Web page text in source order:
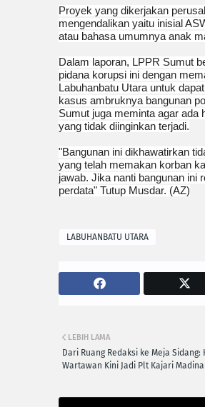
‎Proyek yang dikerjakan
mengendalikan yaitu inisial
atau bahasa umumnya anak
‎Dalam laporan, LPPR Sumut
pidana korupsi ini dengan
Labuhanbatu Utara untuk
kasus ambruknya bangunan
Sumut juga meminta agar ada
yang tidak diinginkan terjadi.
‎"Bangunan ini dikhawatirkan
yang telah memakan korban
jawab. Jika nanti bangunan ini
perdata" Tutup Musdar. (AZ)
LABUHANBATU UTARA
LEBIH LAMA
Dari Ruang Redaksi ke Meja
Wartawan Kini Jadi Plt Kajari Madina